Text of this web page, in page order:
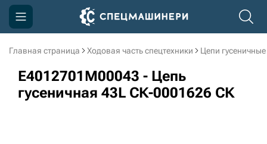
Главная страница Ходовая часть спецтехники Цепи гусеничные
E4012701M00043 - Цепь
гусеничная 43L СК-0001626 СК
Компания
Акции